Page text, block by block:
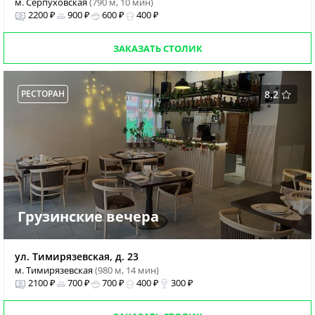
2200 ₽
900 ₽ 600 ₽ 400 ₽
ЗАКАЗАТЬ СТОЛИК
8.2
РЕСТОРАН
Грузинские вечера
ул. Тимирязевская, д. 23
м. Тимирязевская(980 м, 14 мин)
2100 ₽
700 ₽ 700 ₽ 400 ₽ 300 ₽